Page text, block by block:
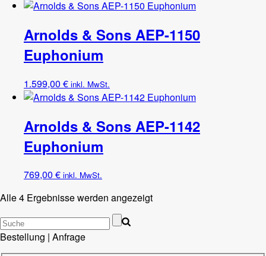
Arnolds & Sons AEP-1150
Euphonium
1.599,00 € inkl. MwSt.
Arnolds & Sons AEP-1142
Euphonium
769,00 € inkl. MwSt.
Alle 4 Ergebnisse werden angezeigt
Bestellung | Anfrage